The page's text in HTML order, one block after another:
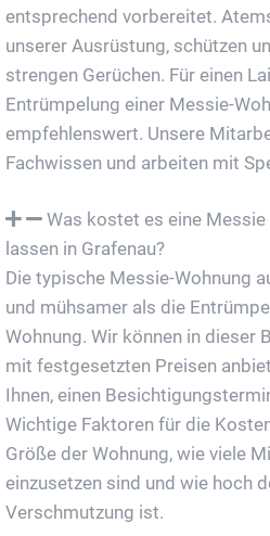
entsprechend vorbereitet.
unserer Ausrüstung, schützen
strengen Gerüchen. Für einen
Entrümpelung einer Messie-
empfehlenswert. Unsere
Fachwissen und arbeiten mit
Was kostet es eine
lassen in Grafenau?
Die typische Messie-Wohnung
und mühsamer als die
Wohnung. Wir können in dieser
mit festgesetzten Preisen
Ihnen, einen
Wichtige Faktoren für die
Größe der Wohnung, wie viele
einzusetzen sind und wie hoch
Verschmutzung ist.